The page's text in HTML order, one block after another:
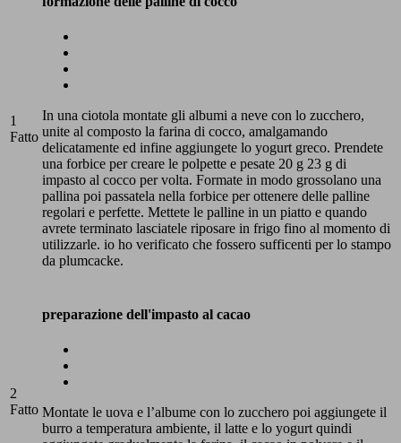
1
Fatto
In una ciotola montate gli albumi a neve con lo zucchero,
unite al composto la farina di cocco, amalgamando
delicatamente ed infine aggiungete lo yogurt greco. Prendete
una forbice per creare le polpette e pesate 20 g 23 g di
impasto al cocco per volta. Formate in modo grossolano una
pallina poi passatela nella forbice per ottenere delle palline
regolari e perfette. Mettete le palline in un piatto e quando
avrete terminato lasciatele riposare in frigo fino al momento di
utilizzarle. io ho verificato che fossero sufficenti per lo stampo
da plumcacke.
2
Fatto
preparazione dell'impasto al cacao
Montate le uova e l’albume con lo zucchero poi aggiungete il
burro a temperatura ambiente, il latte e lo yogurt quindi